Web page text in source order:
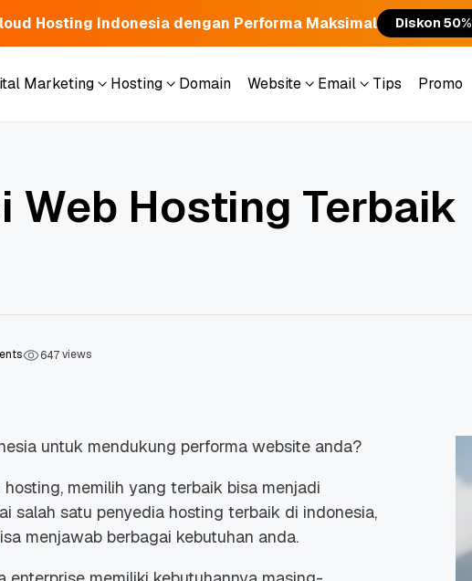
Hosting Indonesia dengan Performa Maksimal Diskon 50%
Marketing
Hosting
Domain
Website
Email
Tips
Promo
Web Hosting Terbaik
647views
untuk mendukung performa website anda?
memilih yang terbaik bisa menjadi
salah satu penyedia hosting terbaik di indonesia,
menjawab berbagai kebutuhan anda.